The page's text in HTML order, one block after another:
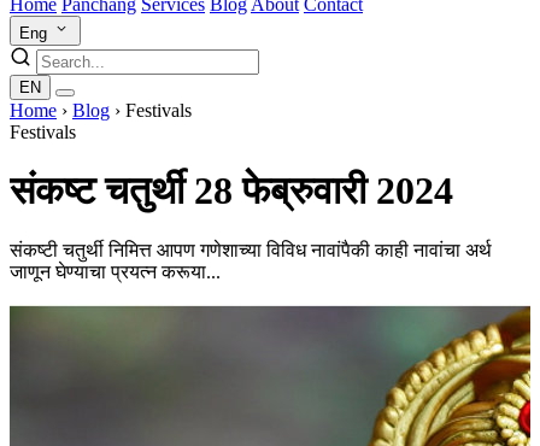
Home Panchang Services Blog About Contact
Eng
EN
Home › Blog › Festivals
Festivals
संकष्ट चतुर्थी 28 फेब्रुवारी 2024
संकष्टी चतुर्थी निमित्त आपण गणेशाच्या विविध नावांपैकी काही नावांचा अर्थ
जाणून घेण्याचा प्रयत्न करूया...